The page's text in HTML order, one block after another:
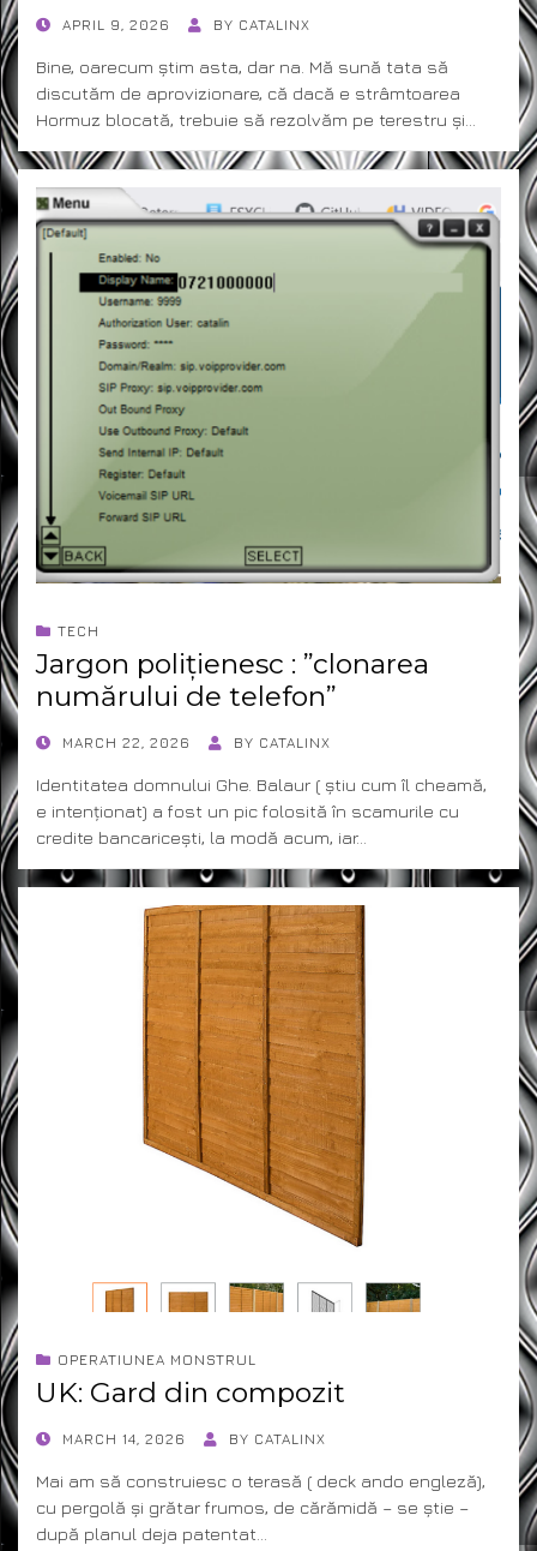
POSTED
APRIL 9, 2026 BY CATALINX
Bine, oarecum știm asta, dar na. Mă sună tata să
discutăm de aprovizionare, că dacă e strâmtoarea
Hormuz blocată, trebuie să rezolvăm pe terestru și…
TECH
Jargon polițienesc : ”clonarea
numărului de telefon”
POSTEDMARCH 22, 2026 BY CATALINX
Identitatea domnului Ghe. Balaur ( știu cum îl cheamă,
e intenționat) a fost un pic folosită în scamurile cu
credite bancaricești, la modă acum, iar…
OPERATIUNEA MONSTRUL
UK: Gard din compozit
POSTEDMARCH 14, 2026 BY CATALINX
Mai am să construiesc o terasă ( deck ando engleză),
cu pergolă și grătar frumos, de cărămidă – se știe –
după planul deja patentat…